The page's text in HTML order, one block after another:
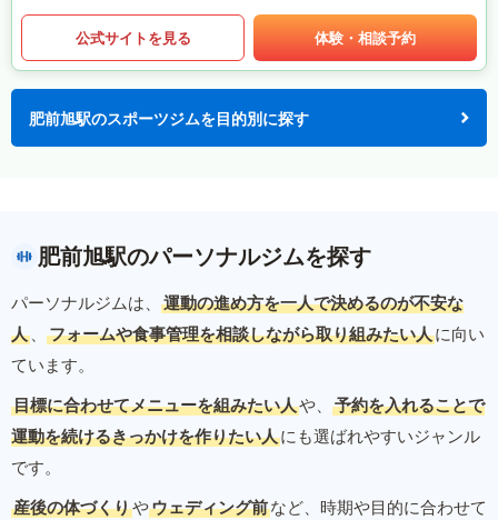
公式サイトを見る 体験・相談予約
肥前旭駅のスポーツジムを目的別に探す
肥前旭駅のパーソナルジムを探す
パーソナルジムは、
運動の進め方を一人で決めるのが不安な
人 、 フォームや食事管理を相談しながら取り組みたい人に向い
ています。
目標に合わせてメニューを組みたい人や、
予約を入れることで
運動を続けるきっかけを作りたい人にも選ばれやすいジャンル
です。
産後の体づくりやウェディング前など、時期や目的に合わせて